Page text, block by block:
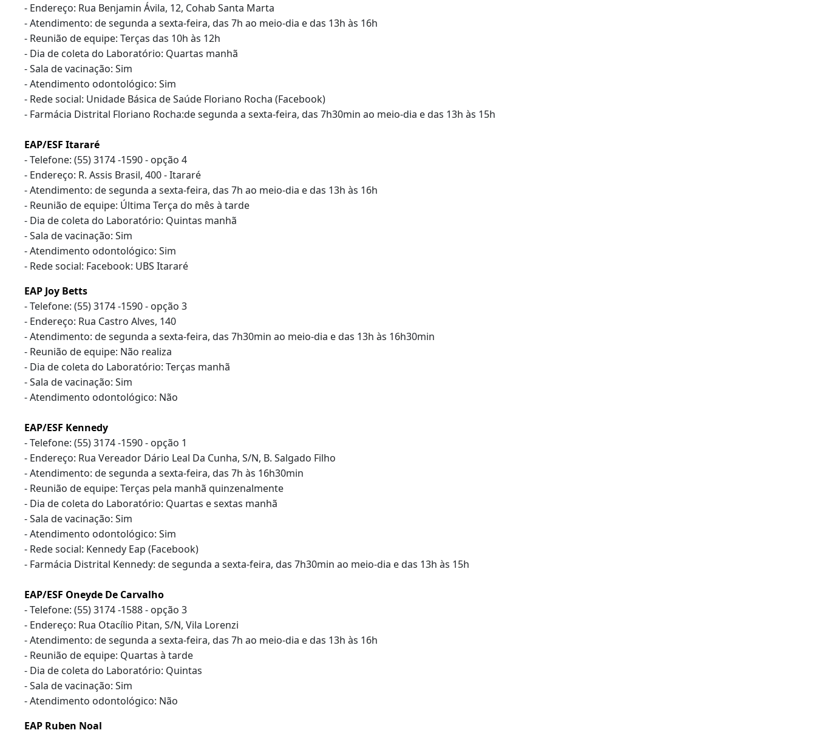
- Endereço: Rua Benjamin Ávila, 12, Cohab Santa Marta
- Atendimento: de segunda a sexta-feira, das 7h ao meio-dia e das 13h às 16h
- Reunião de equipe: Terças das 10h às 12h
- Dia de coleta do Laboratório: Quartas manhã
- Sala de vacinação: Sim
- Atendimento odontológico: Sim
- Rede social: Unidade Básica de Saúde Floriano Rocha (Facebook)
- Farmácia Distrital Floriano Rocha:de segunda a sexta-feira, das 7h30min ao meio-dia e das 13h às 15h
EAP/ESF Itararé
- Telefone: (55) 3174 -1590 - opção 4
- Endereço: R. Assis Brasil, 400 - Itararé
- Atendimento: de segunda a sexta-feira, das 7h ao meio-dia e das 13h às 16h
- Reunião de equipe: Última Terça do mês à tarde
- Dia de coleta do Laboratório: Quintas manhã
- Sala de vacinação: Sim
- Atendimento odontológico: Sim
- Rede social: Facebook: UBS Itararé
EAP Joy Betts
- Telefone: (55) 3174 -1590 - opção 3
- Endereço: Rua Castro Alves, 140
- Atendimento: de segunda a sexta-feira, das 7h30min ao meio-dia e das 13h às 16h30min
- Reunião de equipe: Não realiza
- Dia de coleta do Laboratório: Terças manhã
- Sala de vacinação: Sim
- Atendimento odontológico: Não
EAP/ESF Kennedy
- Telefone: (55) 3174 -1590 - opção 1
- Endereço: Rua Vereador Dário Leal Da Cunha, S/N, B. Salgado Filho
- Atendimento: de segunda a sexta-feira, das 7h às 16h30min
- Reunião de equipe: Terças pela manhã quinzenalmente
- Dia de coleta do Laboratório: Quartas e sextas manhã
- Sala de vacinação: Sim
- Atendimento odontológico: Sim
- Rede social: Kennedy Eap (Facebook)
- Farmácia Distrital Kennedy: de segunda a sexta-feira, das 7h30min ao meio-dia e das 13h às 15h
EAP/ESF Oneyde De Carvalho
- Telefone: (55) 3174 -1588 - opção 3
- Endereço: Rua Otacílio Pitan, S/N, Vila Lorenzi
- Atendimento: de segunda a sexta-feira, das 7h ao meio-dia e das 13h às 16h
- Reunião de equipe: Quartas à tarde
- Dia de coleta do Laboratório: Quintas
- Sala de vacinação: Sim
- Atendimento odontológico: Não
EAP Ruben Noal